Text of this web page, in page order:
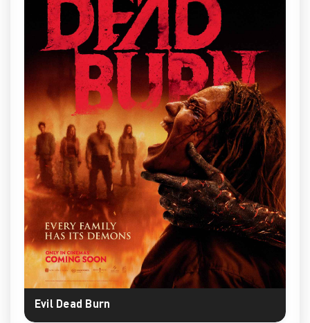
Evil Dead Burn